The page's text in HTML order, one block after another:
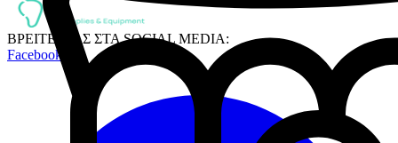
ΒΡΕΙΤΕ ΜΑΣ ΣΤΑ SOCIAL MEDIA:
Facebook